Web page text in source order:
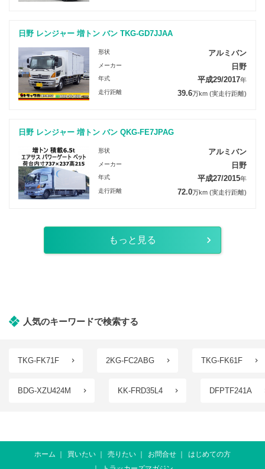
日野 レンジャー 増トン バン TKG-GD7JJAA
形状 アルミバン
メーカー 日野
年式 平成29/2017年
走行距離 39.6万km (実走行距離)
日野 レンジャー 増トン バン QKG-FE7JPAG
形状 アルミバン
メーカー 日野
年式 平成27/2015年
走行距離 72.0万km (実走行距離)
もっと見る
人気のキーワードで検索する
TKG-FK71F 2KG-FC2ABG TKG-FK61F
BDG-XZU424M KK-FRD35L4 DFPTF241A
ホーム 買いたい 売りたい お問合せ
はじめての方